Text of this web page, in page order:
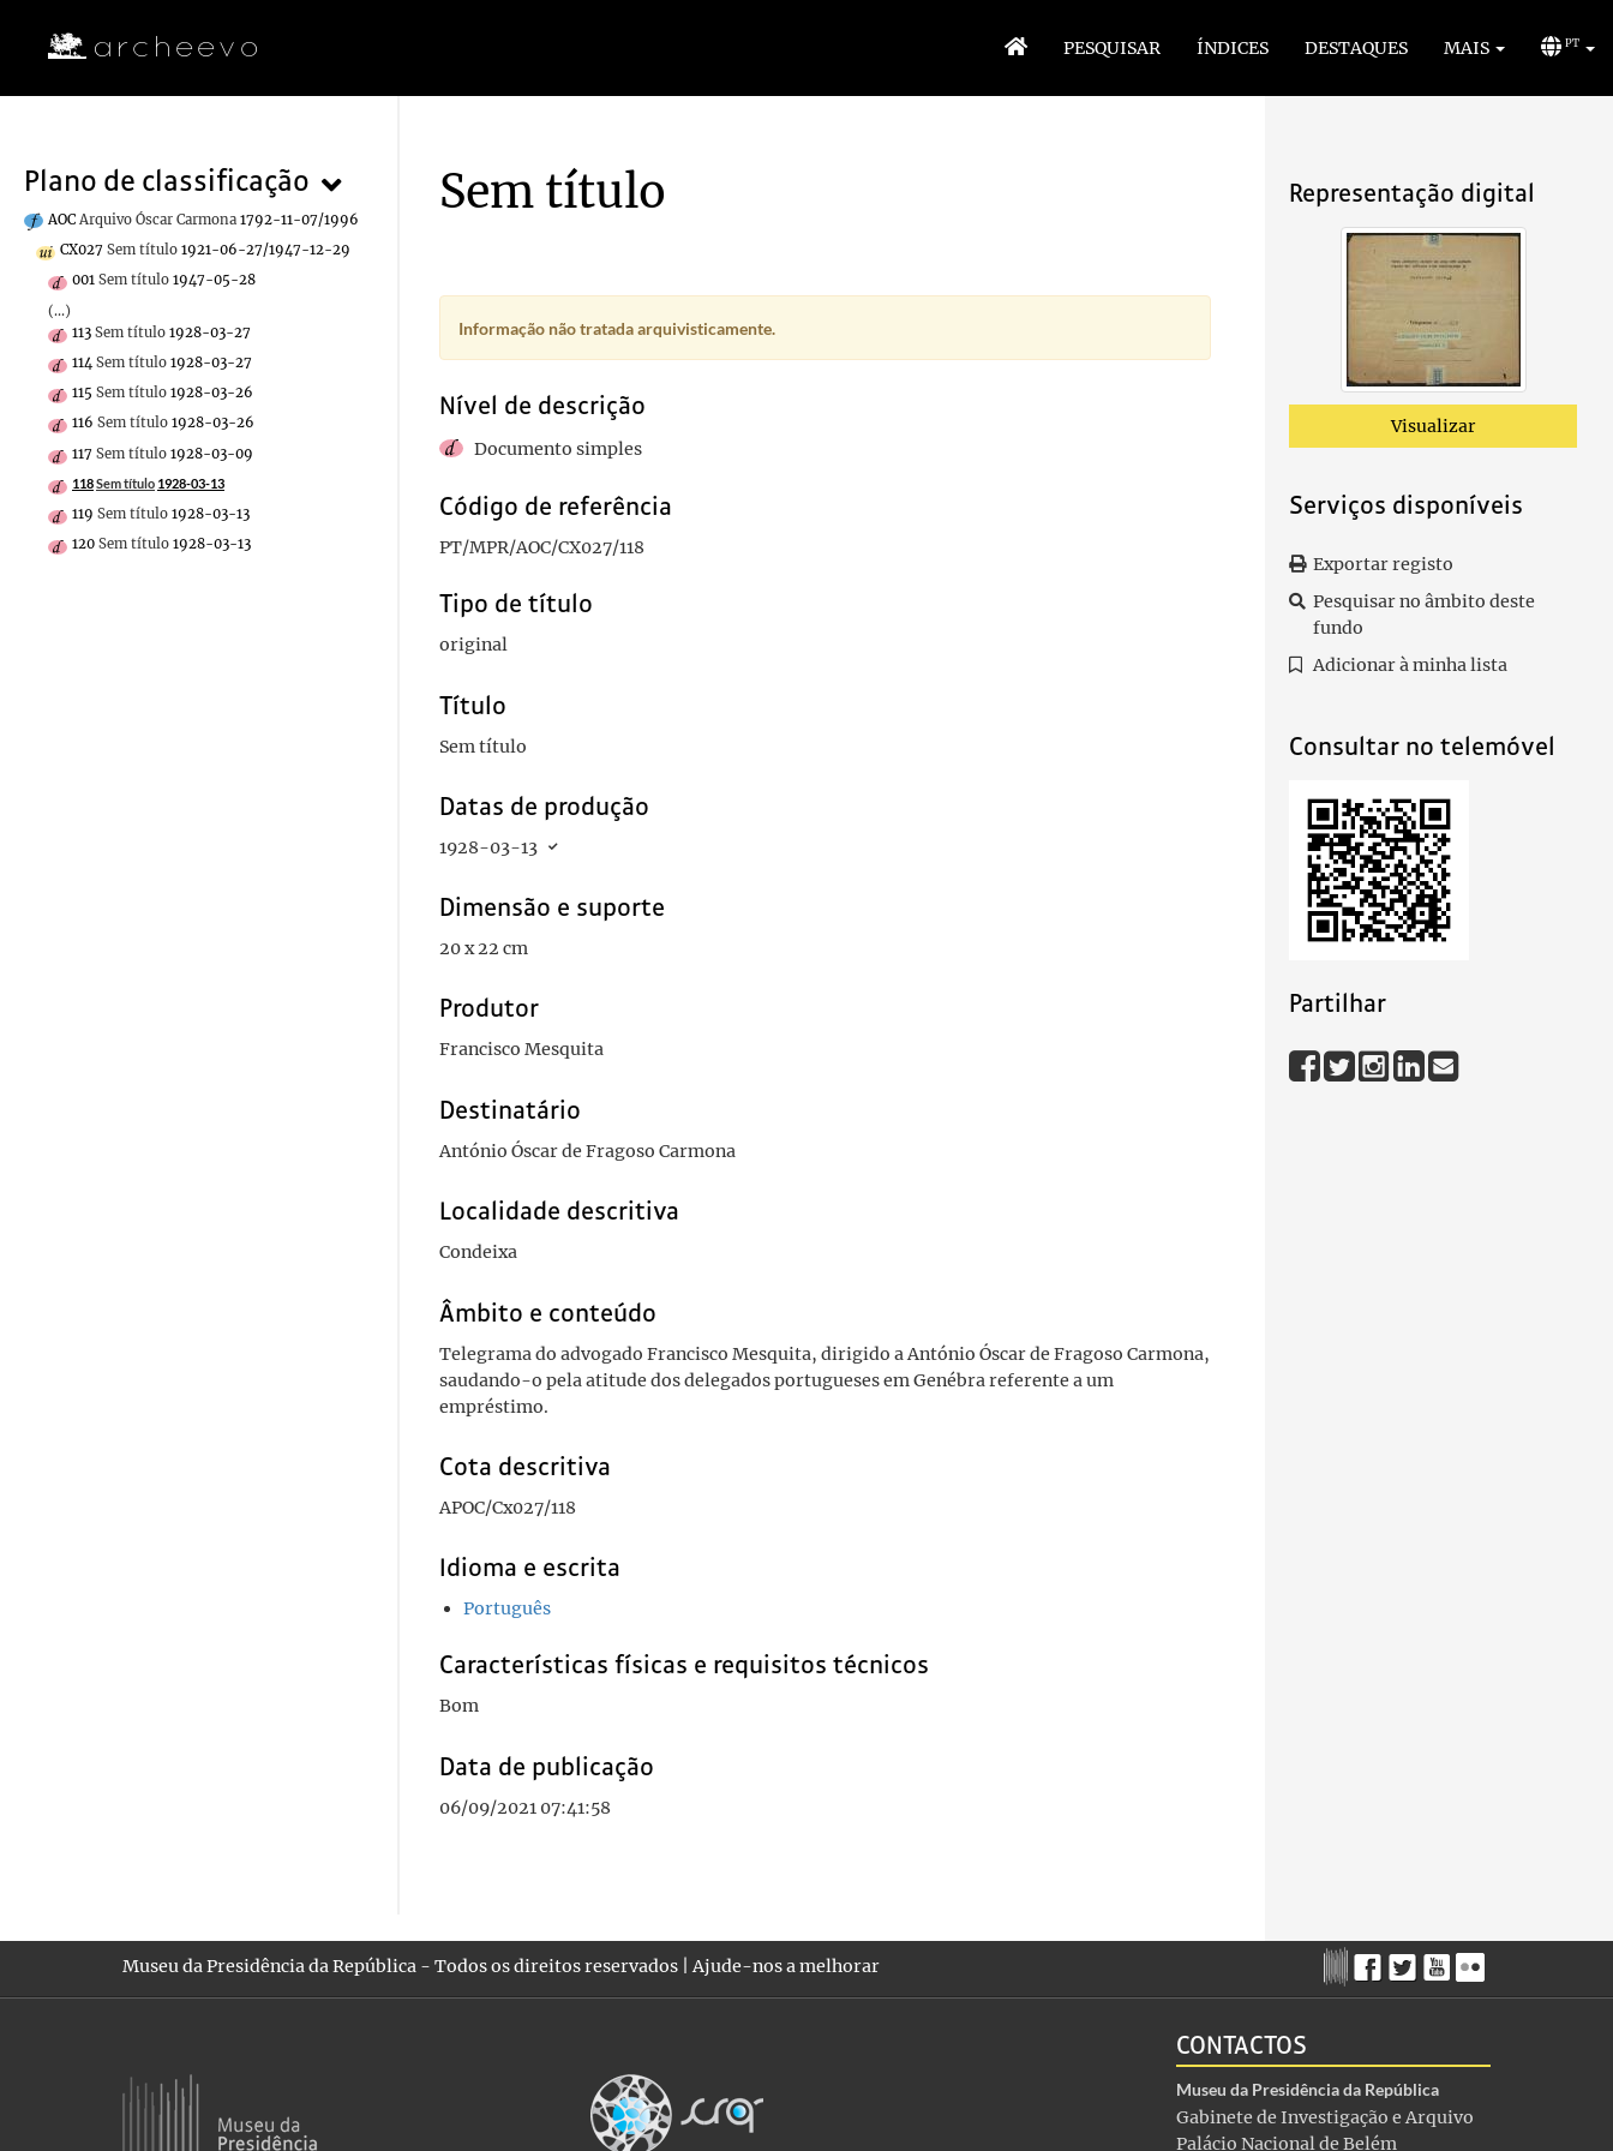
PESQUISAR ÍNDICES DESTAQUES MAIS PT
Plano de classificação
AOC Arquivo Óscar Carmona 1792-11-07/1996
CX027 Sem título 1921-06-27/1947-12-29
001 Sem título 1947-05-28
(...)
113 Sem título 1928-03-27
114 Sem título 1928-03-27
115 Sem título 1928-03-26
116 Sem título 1928-03-26
117 Sem título 1928-03-09
118Sem título 1928-03-13
119 Sem título 1928-03-13
120 Sem título 1928-03-13
Representação digital
Visualizar
Serviços disponíveis
Exportar registo
Pesquisar no âmbito deste
fundo
Adicionar à minha lista
Consultar no telemóvel
Partilhar
Sem título
Informação não tratada arquivisticamente.
Nível de descrição
Documento simples
Código de referência
PT/MPR/AOC/CX027/118
Tipo de título
original
Título
Sem título
Datas de produção
1928-03-13
Dimensão e suporte
20 x 22 cm
Produtor
Francisco Mesquita
Destinatário
António Óscar de Fragoso Carmona
Localidade descritiva
Condeixa
Âmbito e conteúdo
Telegrama do advogado Francisco Mesquita, dirigido a António Óscar de Fragoso Carmona,
saudando-o pela atitude dos delegados portugueses em Genébra referente a um
empréstimo.
Cota descritiva
APOC/Cx027/118
Idioma e escrita
Português
Características físicas e requisitos técnicos
Bom
Data de publicação
06/09/2021 07:41:58
Museu da Presidência da República - Todos os direitos reservados |Ajude-nos a melhorar
CONTACTOS
Museu da Presidência da República
Gabinete de Investigação e Arquivo
Palácio Nacional de Belém